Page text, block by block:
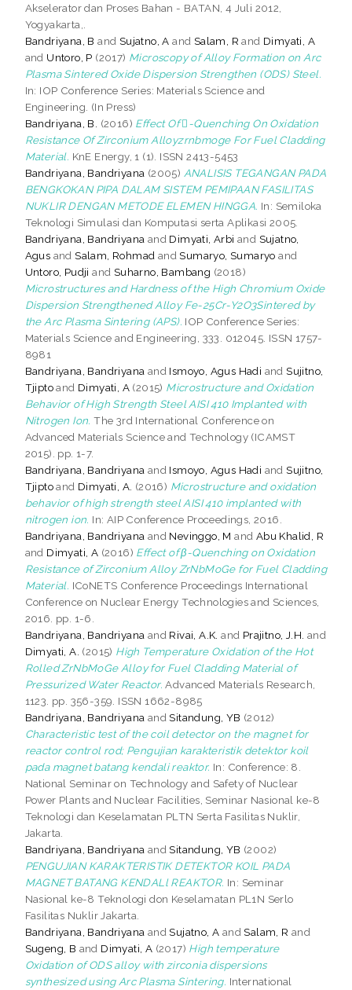
Akselerator dan Proses Bahan - BATAN, 4 Juli 2012,
Yogyakarta,.
Bandriyana, B and Sujatno, A and Salam, R and Dimyati, A
and Untoro, P (2017) Microscopy of Alloy Formation on Arc
Plasma Sintered Oxide Dispersion Strengthen (ODS) Steel.
In: IOP Conference Series: Materials Science and
Engineering. (In Press)
Bandriyana, B.
(2016) Effect Of -Quenching On Oxidation
Resistance Of Zirconium Alloyzrnbmoge For Fuel Cladding
Material. KnE Energy, 1 (1). ISSN 2413-5453
Bandriyana, Bandriyana (2005) ANALISIS TEGANGAN PADA
BENGKOKAN PIPA DALAM SISTEM PEMIPAAN FASILITAS
NUKLIR DENGAN METODE ELEMEN HINGGA. In: Semiloka
Teknologi Simulasi dan Komputasi serta Aplikasi 2005.
Bandriyana, Bandriyana and Dimyati, Arbi and Sujatno,
Agus andSalam, Rohmad andSumaryo, Sumaryo and
Untoro, Pudji and Suharno, Bambang (2018)
Microstructures and Hardness of the High Chromium Oxide
Dispersion Strengthened Alloy Fe-25Cr-Y2O3Sintered by
the Arc Plasma Sintering (APS). IOP Conference Series:
Materials Science and Engineering, 333. 012045. ISSN 1757-
8981
Bandriyana, Bandriyana and Ismoyo, Agus Hadi andSujitno,
Tjiptoand Dimyati, A (2015) Microstructure and Oxidation
Behavior of High Strength Steel AISI 410 Implanted with
Nitrogen Ion. The 3rd International Conference on
Advanced Materials Science and Technology (ICAMST
2015). pp. 1-7.
Bandriyana, Bandriyana and Ismoyo, Agus Hadi andSujitno,
Tjiptoand Dimyati, A. (2016) Microstructure and oxidation
behavior of high strength steel AISI 410 implanted with
nitrogen ion. In: AIP Conference Proceedings, 2016.
Bandriyana, Bandriyana and Nevinggo, M and Abu Khalid, R
and Dimyati, A (2016) Effect of β-Quenching on Oxidation
Resistance of Zirconium Alloy ZrNbMoGe for Fuel Cladding
Material. ICoNETS Conference Proceedings International
Conference on Nuclear Energy Technologies and Sciences,
2016. pp. 1-6.
Bandriyana, Bandriyana and Rivai, A.K. and Prajitno, J.H. and
Dimyati, A. (2015) High Temperature Oxidation of the Hot
Rolled ZrNbMoGe Alloy for Fuel Cladding Material of
Pressurized Water Reactor. Advanced Materials Research,
1123. pp. 356-359. ISSN 1662-8985
Bandriyana, Bandriyana andSitandung, YB (2012)
Characteristic test of the coil detector on the magnet for
reactor control rod; Pengujian karakteristik detektor koil
pada magnet batang kendali reaktor. In: Conference: 8.
National Seminar on Technology and Safety of Nuclear
Power Plants and Nuclear Facilities, Seminar Nasional ke-8
Teknologi dan Keselamatan PLTN Serta Fasilitas Nuklir,
Jakarta.
Bandriyana, Bandriyana andSitandung, YB (2002)
PENGUJIAN KARAKTERISTIK DETEKTOR KOIL PADA
MAGNET BATANG KENDALl REAKTOR. In: Seminar
Nasional ke-8 Teknologi don Keselamatan PL1N Serlo
Fasilitas Nuklir Jakarta.
Bandriyana, Bandriyana andSujatno, A andSalam, R and
Sugeng, B and Dimyati, A (2017) High temperature
Oxidation of ODS alloy with zirconia dispersions
synthesized using Arc Plasma Sintering. International